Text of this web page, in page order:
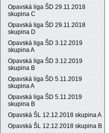
Opavská liga ŠD 29.11.2018
skupina C
Opavská liga ŠD 29.11.2018
skupina D
Opavská liga ŠD 3.12.2019
skupina A
Opavská liga ŠD 3.12.2019
skupina B
Opavská liga ŠD 5.11.2019
skupina A
Opavská liga ŠD 5.11.2019
skupina B
Opavská ŠL 12.12.2018 skupina A
Opavská ŠL 12.12.2018 skupina B